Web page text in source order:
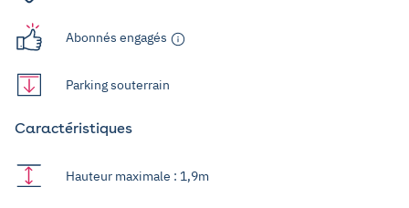
Abonnés engagés
Parking souterrain
Caractéristiques
Hauteur maximale : 1,9m